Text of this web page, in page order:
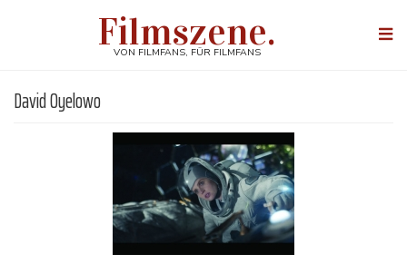
Filmszene.
VON FILMFANS, FÜR FILMFANS
David Oyelowo